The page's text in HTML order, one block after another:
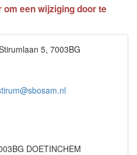
een wijziging door te
5, 7003BG
DOETINCHEM